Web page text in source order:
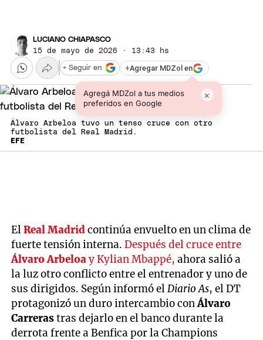
LUCIANO CHIAPASCO
15 de mayo de 2026 · 13:43 hs
+Agregar MDZol en
Agregá MDZol a tus medios
preferidos en Google
×
+ Seguir en
Álvaro Arbeloa tuvo un tenso cruce con otro
futbolista del Real Madrid.
EFE
ElReal Madridcontinúa envuelto en un clima de
fuerte tensión interna.Después del cruce entre
Álvaro Arbeloay Kylian Mbappé, ahora salió a
la luz otro conflicto entre el entrenador y uno de
sus dirigidos. Según informó elDiario As, el DT
protagonizó un duro intercambio conÁlvaro
Carrerastras dejarlo en el banco durante la
derrota frente a Benfica por la Champions